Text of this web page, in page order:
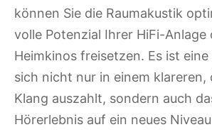
können Sie die Raumakustik
volle Potenzial Ihrer HiFi-Anlage
Heimkinos freisetzen. Es ist
sich nicht nur in einem klareren,
Klang auszahlt, sondern auch
Hörerlebnis auf ein neues